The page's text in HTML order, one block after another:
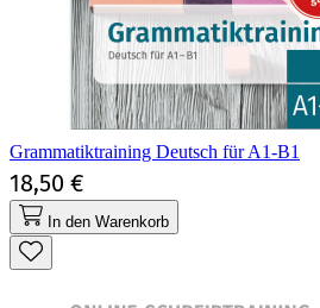
Grammatiktraining Deutsch für A1-B1
18,50 €
In den Warenkorb